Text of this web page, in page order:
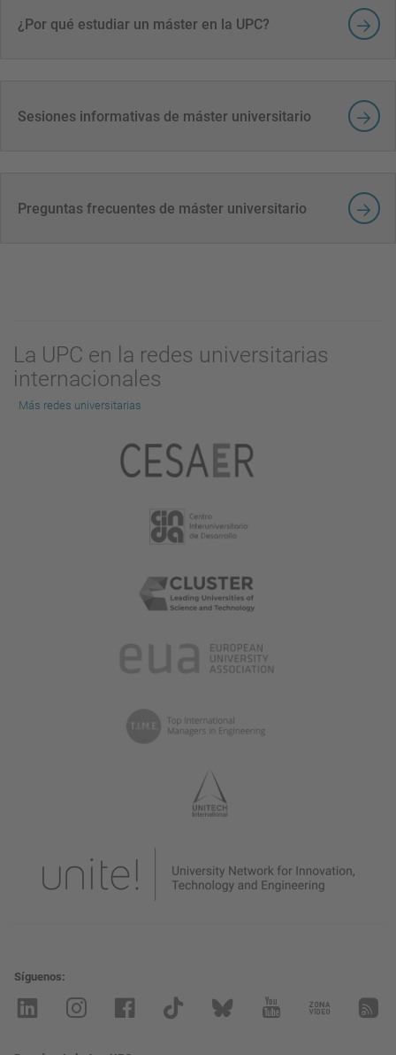
¿Por qué estudiar un máster en la UPC?
Sesiones informativas de máster universitario
Preguntas frecuentes de máster universitario
La UPC en la redes universitarias
internacionales
Más redes universitarias
Síguenos